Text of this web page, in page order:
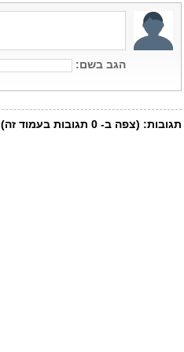
הגב בשם:
תגובות: (צפה ב- 0 תגובות בעמוד זה)